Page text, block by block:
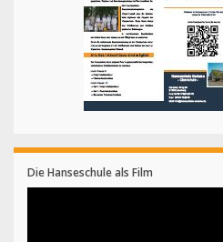
Die Hanseschule als Film